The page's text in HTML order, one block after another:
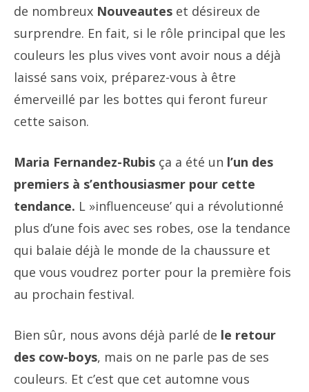
de nombreux Nouveautes et désireux de
surprendre. En fait, si le rôle principal que les
couleurs les plus vives vont avoir nous a déjà
laissé sans voix, préparez-vous à être
émerveillé par les bottes qui feront fureur
cette saison.
Maria Fernandez-Rubis ça a été un l’un des
premiers à s’enthousiasmer pour cette
tendance. L »influenceuse’ qui a révolutionné
plus d’une fois avec ses robes, ose la tendance
qui balaie déjà le monde de la chaussure et
que vous voudrez porter pour la première fois
au prochain festival.
Bien sûr, nous avons déjà parlé de le retour
des cow-boys, mais on ne parle pas de ses
couleurs. Et c’est que cet automne vous